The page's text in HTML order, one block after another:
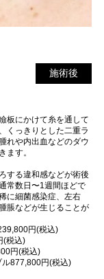
施術後
板にかけて糸を通して
くっきりとした二重ラ
れや内出血などのダウ
ます。
する違和感などが術後
常数日〜1週間ほどで
に細菌感染症、左右
脹などが生じることが
円(税込)
(税込)
円(税込)
877,800円(税込)